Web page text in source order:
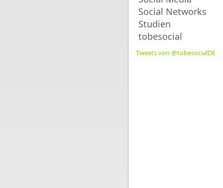
Social Networks
Studien
tobesocial
Tweets von @tobesocialDE